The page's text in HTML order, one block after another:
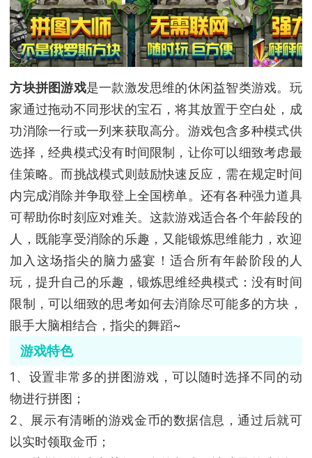
方块拼图游戏是一款激发思维的休闲益智类游戏。玩
家通过拖动不同形状的宝石，将其放置于空白处，成
功消除一行或一列来获取高分。游戏包含多种模式供
选择，经典模式没有时间限制，让你可以细致考虑最
佳策略。而挑战模式则鼓励快速反应，需在规定时间
内完成消除并争取登上全国榜单。还有各种强力道具
可帮助你时刻应对难关。这款游戏适合各个年龄段的
人，既能享受消除的乐趣，又能锻炼思维能力，欢迎
加入这场指尖的脑力盛宴！适合所有年龄阶段的人
玩，提升自己的乐趣，锻炼思维经典模式：没有时间
限制，可以细致的思考如何去消除尽可能多的方块，
眼手大脑相结合，指尖的舞蹈~
游戏特色
1、设置非常多的拼图游戏，可以随时选择不同的动
物进行拼图；
2、展示有清晰的游戏金币的数据信息，通过后就可
以实时领取金币；